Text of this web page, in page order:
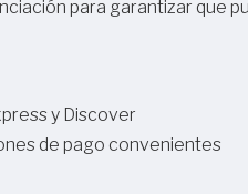
para garantizar que
y Discover
de pago convenientes